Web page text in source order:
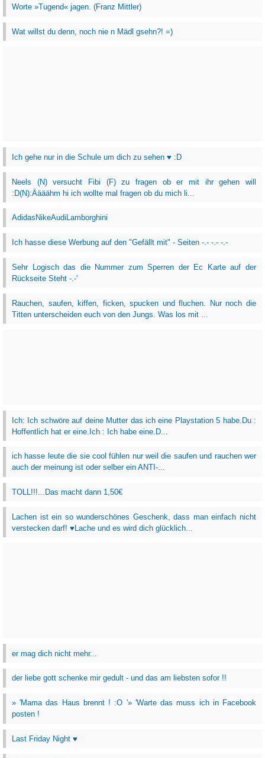
Worte »Tugend« jagen. (Franz Mittler)
Wat willst du denn, noch nie n Mädl gsehn?! =)
Ich gehe nur in die Schule um dich zu sehen ♥ :D
Neels (N) versucht Fibi (F) zu fragen ob er mit ihr gehen will
:D(N):Äääähm hi ich wollte mal fragen ob du mich li...
AdidasNikeAudiLamborghini
Ich hasse diese Werbung auf den "Gefällt mit" - Seiten -.- -.- -.-
Sehr Logisch das die Nummer zum Sperren der Ec Karte auf der
Rückseite Steht -.-'
Rauchen, saufen, kiffen, ficken, spucken und fluchen. Nur noch die
Titten unterscheiden euch von den Jungs. Was los mit ...
Ich: Ich schwöre auf deine Mutter das ich eine Playstation 5 habe.Du :
Hoffentlich hat er eine.Ich : Ich habe eine.D...
ich hasse leute die sie cool fühlen nur weil die saufen und rauchen wer
auch der meinung ist oder selber ein ANTI-...
TOLL!!!...Das macht dann 1,50€
Lachen ist ein so wunderschönes Geschenk, dass man einfach nicht
verstecken darf! ♥Lache und es wird dich glücklich...
er mag dich nicht mehr...
der liebe gott schenke mir gedult - und das am liebsten sofor !!
» 'Mama das Haus brennt ! :O '» 'Warte das muss ich in Facebook
posten !
Last Friday Night ♥